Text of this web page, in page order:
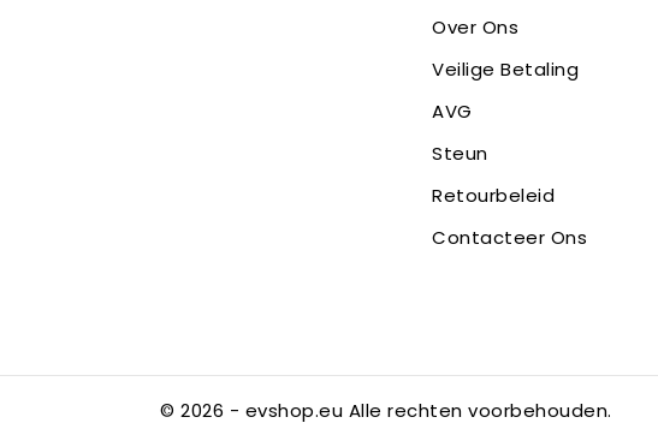
Over Ons
Veilige Betaling
AVG
Steun
Retourbeleid
Contacteer Ons
© 2026 - evshop.eu Alle rechten voorbehouden.